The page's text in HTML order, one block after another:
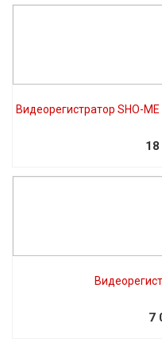
Видеорегистратор SHO-
7